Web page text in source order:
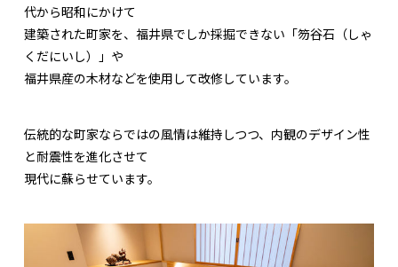
代から昭和にかけて
建築された町家を、福井県でしか採掘できない「笏谷石（しゃ
くだにいし）」や
福井県産の木材などを使用して改修しています。
伝統的な町家ならではの風情は維持しつつ、内観のデザイン性
と耐震性を進化させて
現代に蘇らせています。